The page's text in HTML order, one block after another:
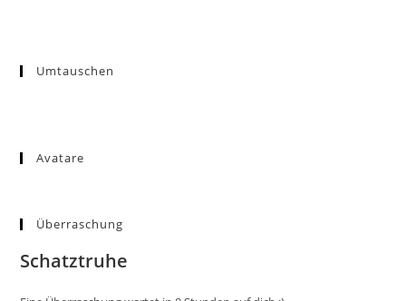
Umtauschen
Avatare
Überraschung
Schatztruhe